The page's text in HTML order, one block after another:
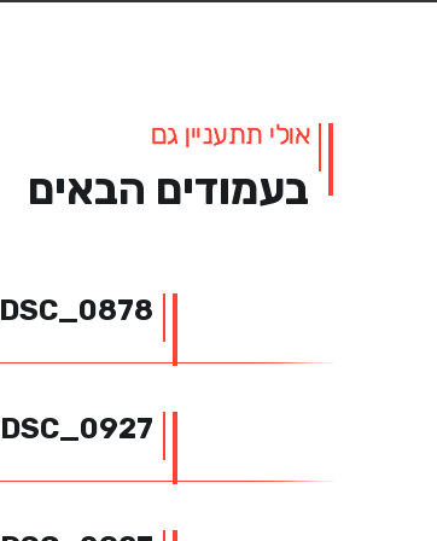
אולי תתעניין גם
בעמודים הבאים
DSC_0878
DSC_0927